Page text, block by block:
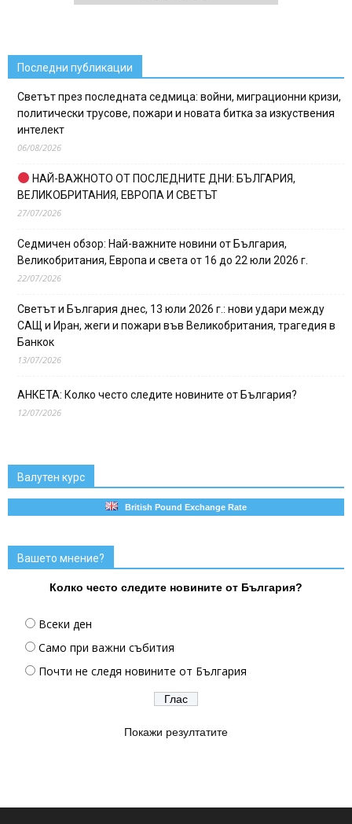
Последни публикации
Светът през последната седмица: войни, миграционни кризи,
политически трусове, пожари и новата битка за изкуствения
интелект
06/08/2026
НАЙ-ВАЖНОТО ОТ ПОСЛЕДНИТЕ ДНИ: БЪЛГАРИЯ,
ВЕЛИКОБРИТАНИЯ, ЕВРОПА И СВЕТЪТ
27/07/2026
Седмичен обзор: Най-важните новини от България,
Великобритания, Европа и света от 16 до 22 юли 2026 г.
22/07/2026
Светът и България днес, 13 юли 2026 г.: нови удари между
САЩ и Иран, жеги и пожари във Великобритания, трагедия в
Банкок
13/07/2026
АНКЕТА: Колко често следите новините от България?
12/07/2026
Валутен курс
British Pound Exchange Rate
Вашето мнение?
Колко често следите новините от България?
Всеки ден
Само при важни събития
Почти не следя новините от България
Покажи резултатите